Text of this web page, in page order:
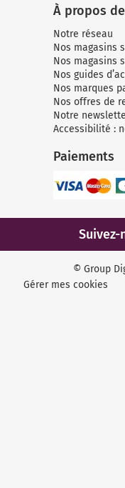
À propos
Notre réseau
Nos magasins
Nos magasins
Nos guides
Nos marques
Nos offres de
Notre
Accessibilité :
Paiements
Suivez-
© Group
Gérer mes cookies